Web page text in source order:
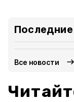
Все новости